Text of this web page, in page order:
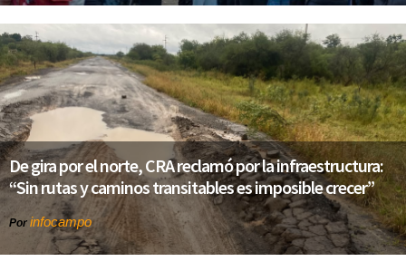
De gira por el norte, CRA reclamó por la infraestructura:
“Sin rutas y caminos transitables es imposible crecer”
Por infocampo